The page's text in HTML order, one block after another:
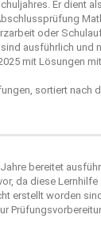
Er dient
oder
ausführlich
mit Lösungen
sortiert nach
bereitet
da diese
erstellt worden